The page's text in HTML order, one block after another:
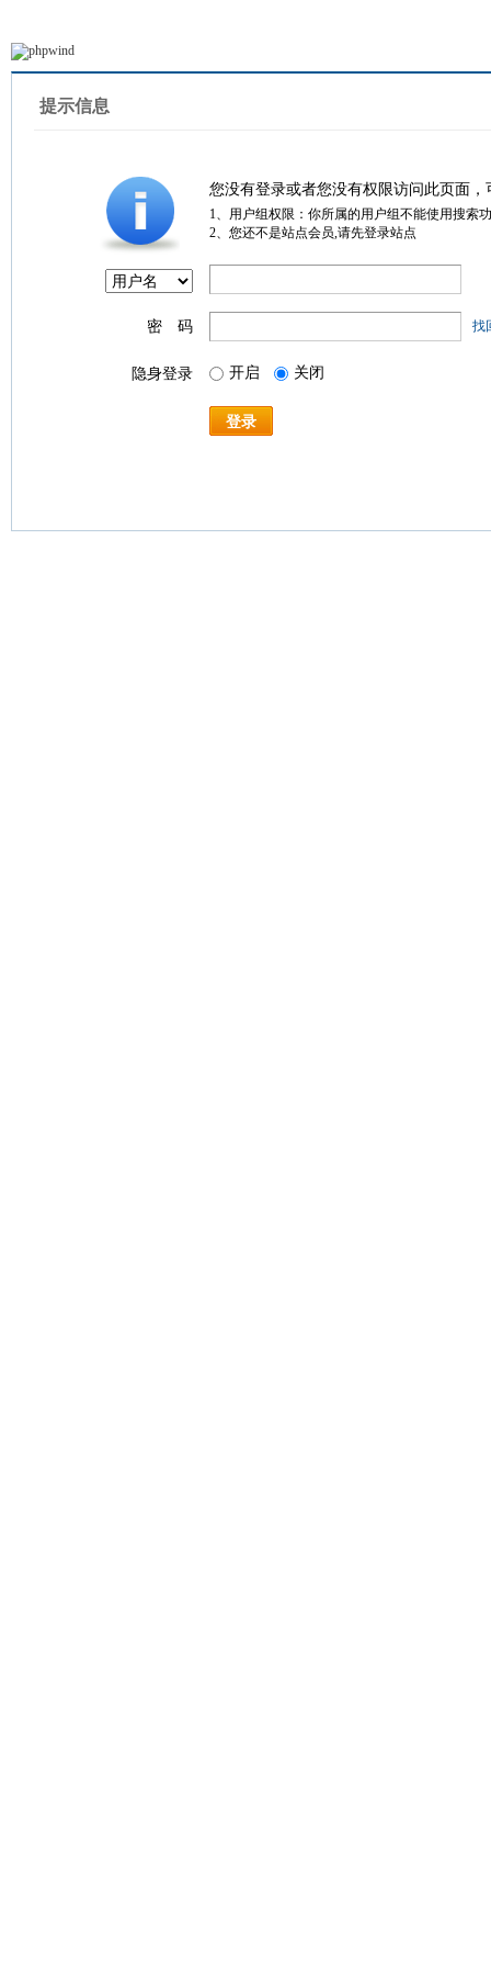
提示信息
您没有登录或者您没有权限访问此页面
1、用户组权限：你所属的用户组不能使用搜索
2、您还不是站点会员,请先登录站点
密 码 找
隐身登录 开启 关闭
登录